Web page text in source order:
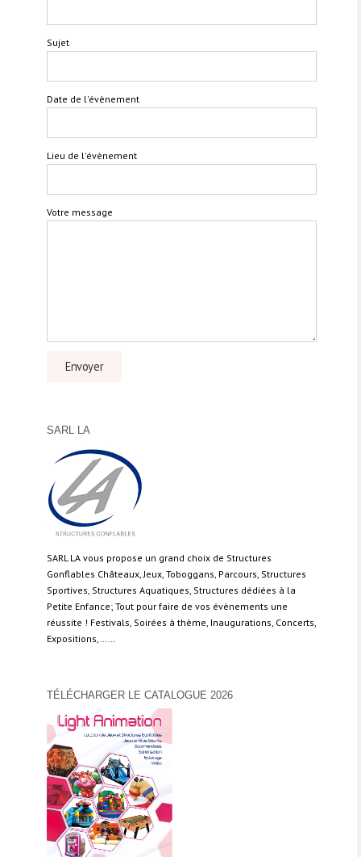
Sujet
Date de l'évènement
Lieu de l'évènement
Votre message
SARL LA
SARL LA vous propose un grand choix de Structures
Gonflables Châteaux, Jeux, Toboggans, Parcours, Structures
Sportives, Structures Aquatiques, Structures dédiées à la
Petite Enfance; Tout pour faire de vos évènements une
réussite ! Festivals, Soirées à thème, Inaugurations, Concerts,
Expositions,……
TÉLÉCHARGER LE CATALOGUE 2026